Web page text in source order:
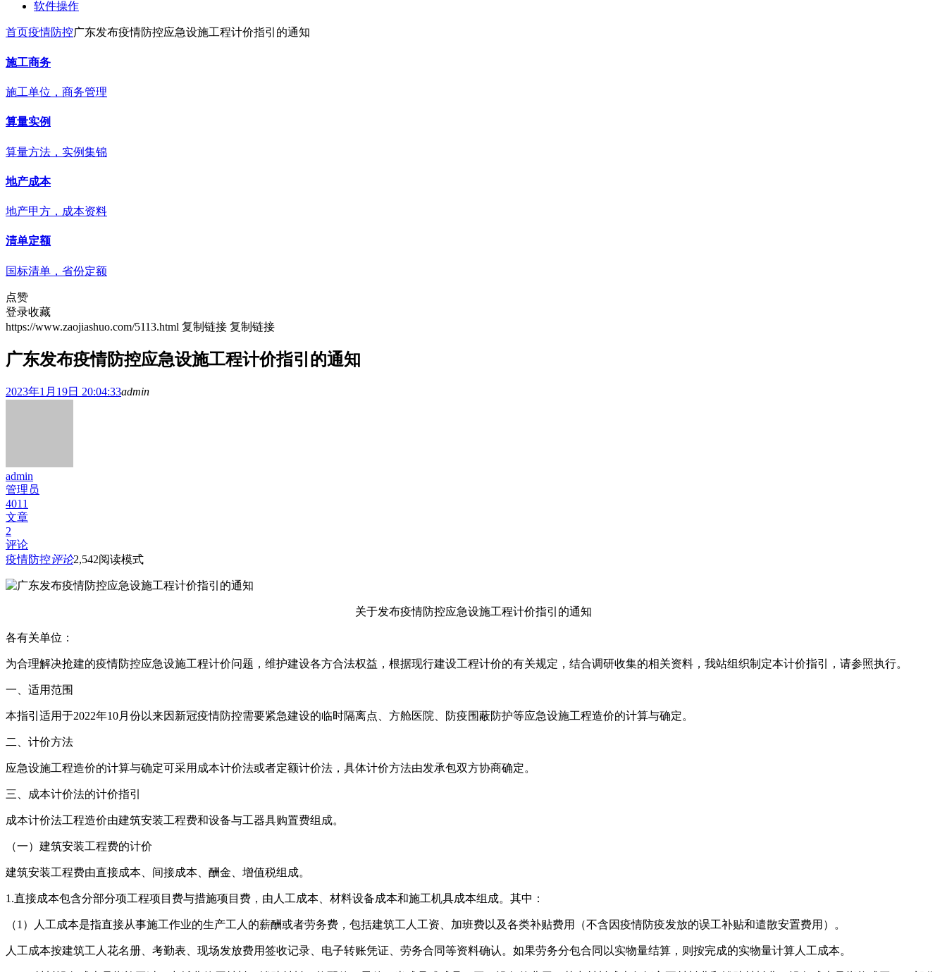
软件操作
首页疫情防控广东发布疫情防控应急设施工程计价指引的通知
施工商务
施工单位，商务管理
算量实例
算量方法，实例集锦
地产成本
地产甲方，成本资料
清单定额
国标清单，省份定额
点赞
登录收藏
https://www.zaojiashuo.com/5113.html 复制链接 复制链接
广东发布疫情防控应急设施工程计价指引的通知
2023年1月19日 20:04:33admin
admin
管理员
4011
文章
2
评论
疫情防控评论2,542阅读模式
关于发布疫情防控应急设施工程计价指引的通知
各有关单位：
为合理解决抢建的疫情防控应急设施工程计价问题，维护建设各方合法权益，根据现行建设工程计价的有关规定，结合调研收集的相关资料，我站组织制定本计价指引，请参照执行。
一、适用范围
本指引适用于2022年10月份以来因新冠疫情防控需要紧急建设的临时隔离点、方舱医院、防疫围蔽防护等应急设施工程造价的计算与确定。
二、计价方法
应急设施工程造价的计算与确定可采用成本计价法或者定额计价法，具体计价方法由发承包双方协商确定。
三、成本计价法的计价指引
成本计价法工程造价由建筑安装工程费和设备与工器具购置费组成。
（一）建筑安装工程费的计价
建筑安装工程费由直接成本、间接成本、酬金、增值税组成。
1.直接成本包含分部分项工程项目费与措施项目费，由人工成本、材料设备成本和施工机具成本组成。其中：
（1）人工成本是指直接从事施工作业的生产工人的薪酬或者劳务费，包括建筑工人工资、加班费以及各类补贴费用（不含因疫情防疫发放的误工补贴和遣散安置费用）。
人工成本按建筑工人花名册、考勤表、现场发放费用签收记录、电子转账凭证、劳务合同等资料确认。如果劳务分包合同以实物量结算，则按完成的实物量计算人工成本。